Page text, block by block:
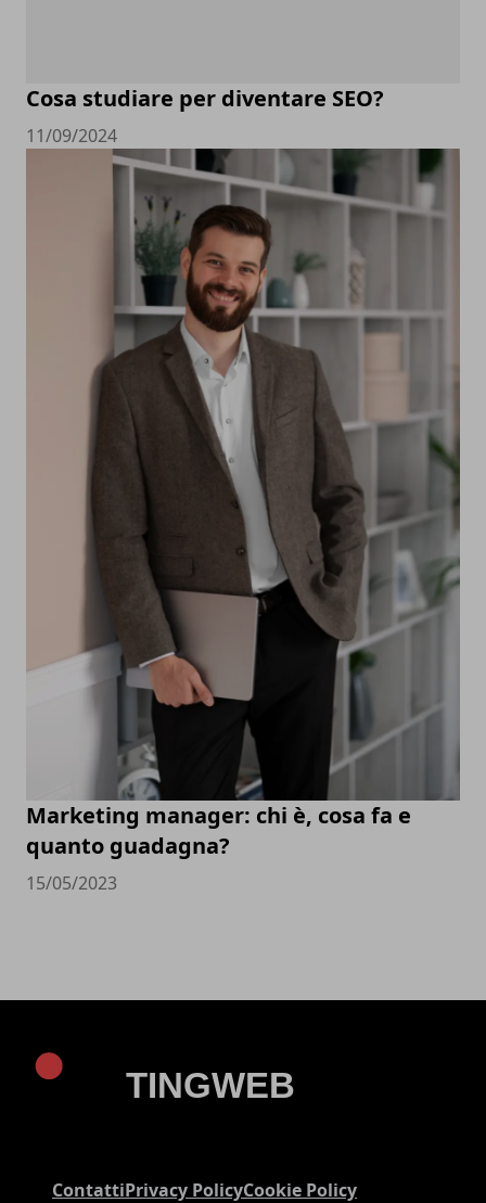
Cosa studiare per diventare SEO?
11/09/2024
Marketing manager: chi è, cosa fa e
quanto guadagna?
15/05/2023
ContattiPrivacy PolicyCookie Policy